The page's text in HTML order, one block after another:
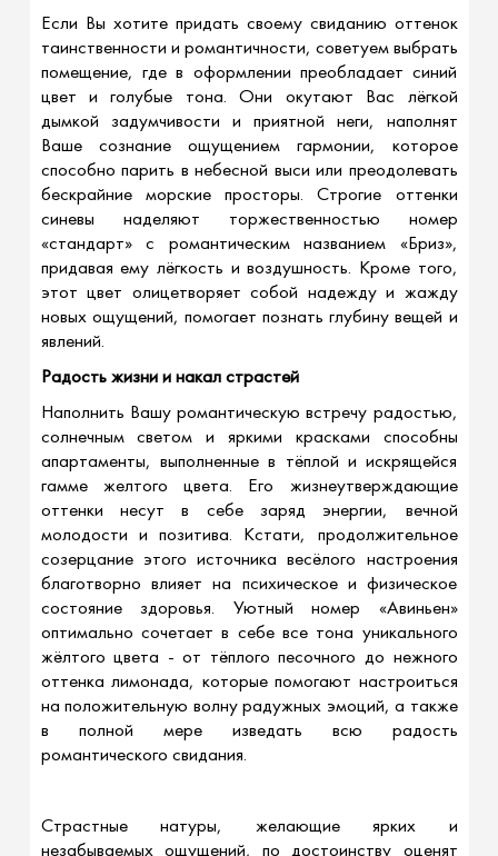
Если Вы хотите придать своему свиданию оттенок
таинственности и романтичности, советуем выбрать
помещение, где в оформлении преобладает синий
цвет и голубые тона. Они окутают Вас лёгкой
дымкой задумчивости и приятной неги, наполнят
Ваше сознание ощущением гармонии, которое
способно парить в небесной выси или преодолевать
бескрайние морские просторы. Строгие оттенки
синевы наделяют торжественностью номер
«стандарт» с романтическим названием «Бриз»,
придавая ему лёгкость и воздушность. Кроме того,
этот цвет олицетворяет собой надежду и жажду
новых ощущений, помогает познать глубину вещей и
явлений.
Радость жизни и накал страстей
Наполнить Вашу романтическую встречу радостью,
солнечным светом и яркими красками способны
апартаменты, выполненные в тёплой и искрящейся
гамме желтого цвета. Его жизнеутверждающие
оттенки несут в себе заряд энергии, вечной
молодости и позитива. Кстати, продолжительное
созерцание этого источника весёлого настроения
благотворно влияет на психическое и физическое
состояние здоровья. Уютный номер «Авиньен»
оптимально сочетает в себе все тона уникального
жёлтого цвета - от тёплого песочного до нежного
оттенка лимонада, которые помогают настроиться
на положительную волну радужных эмоций, а также
в полной мере изведать всю радость
романтического свидания.
Страстные натуры, желающие ярких и
незабываемых ощущений, по достоинству оценят